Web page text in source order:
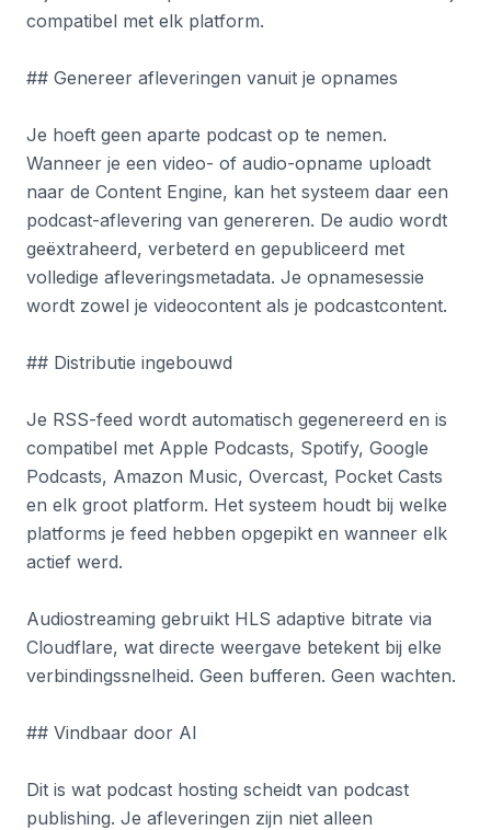
compatibel met elk platform.
## Genereer afleveringen vanuit je opnames
Je hoeft geen aparte podcast op te nemen.
Wanneer je een video- of audio-opname uploadt
naar de Content Engine, kan het systeem daar een
podcast-aflevering van genereren. De audio wordt
geëxtraheerd, verbeterd en gepubliceerd met
volledige afleveringsmetadata. Je opnamesessie
wordt zowel je videocontent als je podcastcontent.
## Distributie ingebouwd
Je RSS-feed wordt automatisch gegenereerd en is
compatibel met Apple Podcasts, Spotify, Google
Podcasts, Amazon Music, Overcast, Pocket Casts
en elk groot platform. Het systeem houdt bij welke
platforms je feed hebben opgepikt en wanneer elk
actief werd.
Audiostreaming gebruikt HLS adaptive bitrate via
Cloudflare, wat directe weergave betekent bij elke
verbindingssnelheid. Geen bufferen. Geen wachten.
## Vindbaar door AI
Dit is wat podcast hosting scheidt van podcast
publishing. Je afleveringen zijn niet alleen